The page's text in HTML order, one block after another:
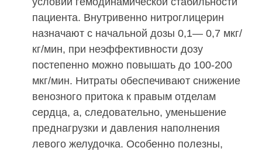
пациента. Внутривенно нитроглицерин
назначают с начальной дозы 0,1— 0,7 мкг/
кг/мин, при неэффективности дозу
постепенно можно повышать до 100-200
мкг/мин. Нитраты обеспечивают снижение
венозного притока к правым отделам
сердца, а, следовательно, уменьшение
преднагрузки и давления наполнения
левого желудочка. Особенно полезны,